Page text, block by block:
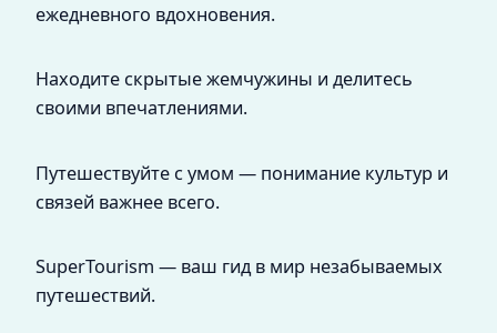
ежедневного вдохновения.
Находите скрытые жемчужины и делитесь
своими впечатлениями.
Путешествуйте с умом — понимание культур и
связей важнее всего.
SuperTourism — ваш гид в мир незабываемых
путешествий.